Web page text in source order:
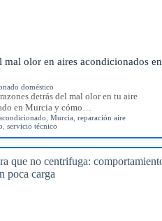
mal olor en aires acondicionados en
doméstico
detrás del mal olor en tu aire
en Murcia y cómo…
,Murcia ,reparación aire
,servicio técnico